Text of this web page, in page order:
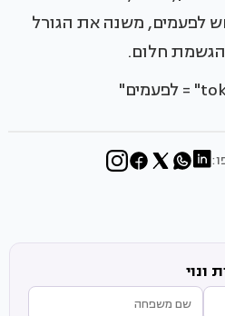
לפעמים, משנה את הגורל
חלום.
ונוי